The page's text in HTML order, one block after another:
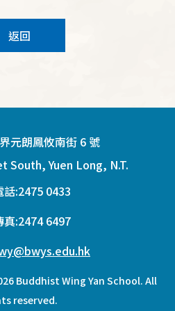
返回
元朗鳳攸南街 6 號
South, Yuen Long, N.T.
話:2475 0433
真:2474 6497
Buddhist Wing Yan School. All
reserved.